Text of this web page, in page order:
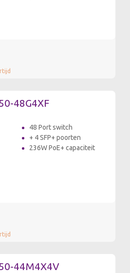
48G4XF
48 Port switch
+ 4 SFP+ poorten
236W PoE+ capaciteit
44M4X4V